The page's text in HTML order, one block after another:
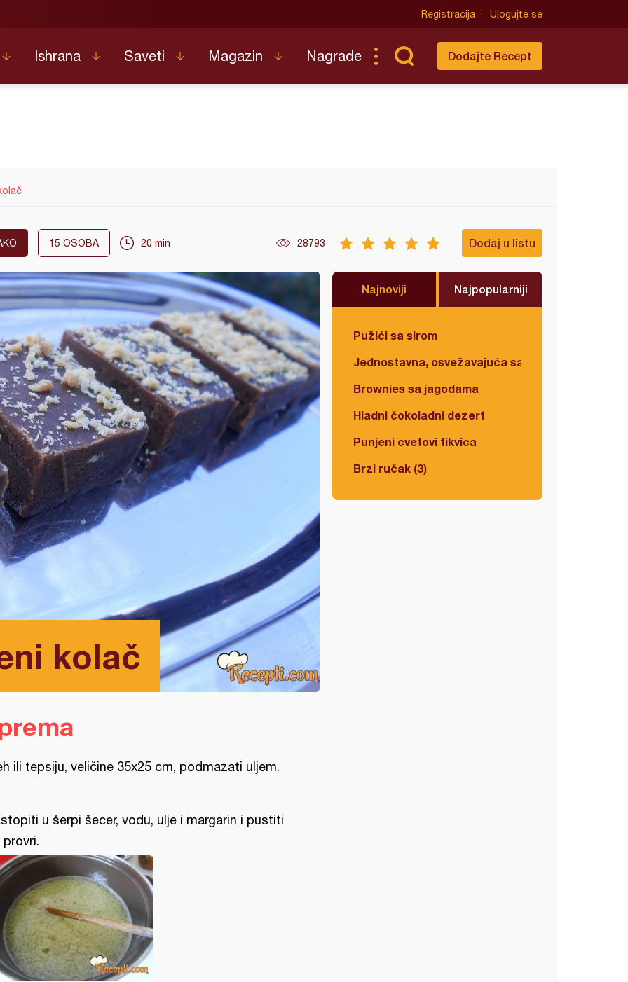
Registracija Ulogujte se
Ishrana Saveti Magazin Nagrade Dodajte Recept
15 OSOBA 20 min 28793 Dodaj u listu
kolač
Najnoviji Najpopularniji
Pužići sa sirom
Jednostavna, osvežavajuća salata
Brownies sa jagodama
Hladni čokoladni dezert
Punjeni cvetovi tikvica
Brzi ručak (3)
ili tepsiju, veličine 35x25 cm, podmazati uljem.
u šerpi šecer, vodu, ulje i margarin i pustiti
provri.